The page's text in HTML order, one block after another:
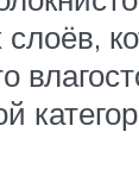
слоёв,